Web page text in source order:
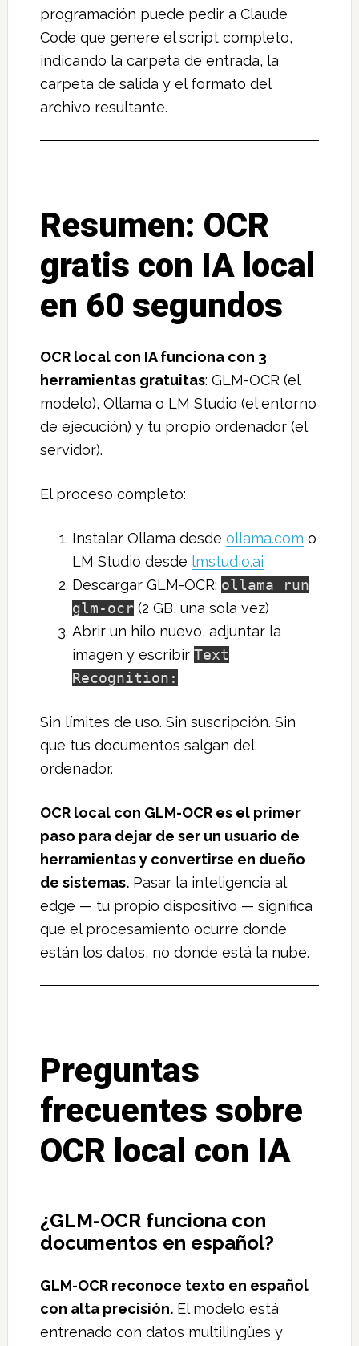
programación puede pedir a Claude
Code que genere el script completo,
indicando la carpeta de entrada, la
carpeta de salida y el formato del
archivo resultante.
Resumen: OCR
gratis con IA local
en 60 segundos
OCR local con IA funciona con 3
herramientas gratuitas: GLM-OCR (el
modelo), Ollama o LM Studio (el entorno
de ejecución) y tu propio ordenador (el
servidor).
El proceso completo:
Instalar Ollama desde ollama.com o
LM Studio desde lmstudio.ai
Descargar GLM-OCR: ollama run
glm-ocr(2 GB, una sola vez)
Abrir un hilo nuevo, adjuntar la
imagen y escribir Text
Recognition:
Sin límites de uso. Sin suscripción. Sin
que tus documentos salgan del
ordenador.
OCR local con GLM-OCR es el primer
paso para dejar de ser un usuario de
herramientas y convertirse en dueño
de sistemas.Pasar la inteligencia al
edge — tu propio dispositivo — significa
que el procesamiento ocurre donde
están los datos, no donde está la nube.
Preguntas
frecuentes sobre
OCR local con IA
¿GLM-OCR funciona con
documentos en español?
GLM-OCR reconoce texto en español
con alta precisión.El modelo está
entrenado con datos multilingües y